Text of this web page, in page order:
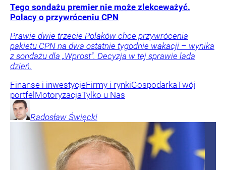
Tego sondażu premier nie może zlekceważyć.
Polacy o przywróceniu CPN
Prawie dwie trzecie Polaków chce przywrócenia
pakietu CPN na dwa ostatnie tygodnie wakacji – wynika
z sondażu dla „Wprost”. Decyzja w tej sprawie lada
dzień.
Finanse i inwestycjeFirmy i rynkiGospodarkaTwój
portfel MotoryzacjaTylko u Nas
Radosław Święcki